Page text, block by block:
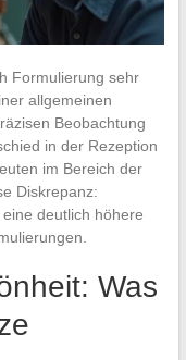
Formulierung sehr
allgemeinen
Beobachtung
in der Rezeption
im Bereich der
Diskrepanz:
deutlich höhere
Was